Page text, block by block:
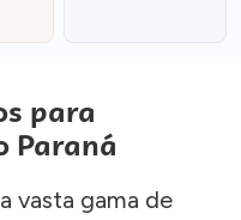
para
Paraná
vasta gama de